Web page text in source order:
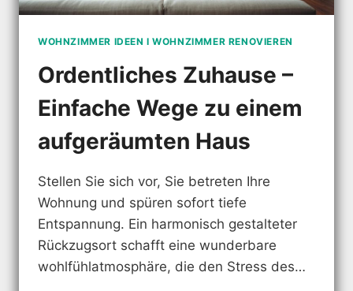
WOHNZIMMER IDEEN I WOHNZIMMER RENOVIEREN
Ordentliches Zuhause –
Einfache Wege zu einem
aufgeräumten Haus
Stellen Sie sich vor, Sie betreten Ihre
Wohnung und spüren sofort tiefe
Entspannung. Ein harmonisch gestalteter
Rückzugsort schafft eine wunderbare
wohlfühlatmosphäre, die den Stress des…